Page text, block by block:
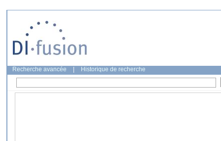
Recherche avancée Historique de recherche